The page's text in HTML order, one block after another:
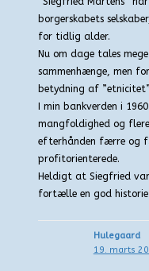
borgerskabets
for tidlig alder.
Nu om dage tales
sammenhænge, men
betydning af
I min bankverden i
mangfoldighed og flere
efterhånden færre og
profitorienterede.
Heldigt at Siegfried
fortælle en god
Hulegaard
19. marts